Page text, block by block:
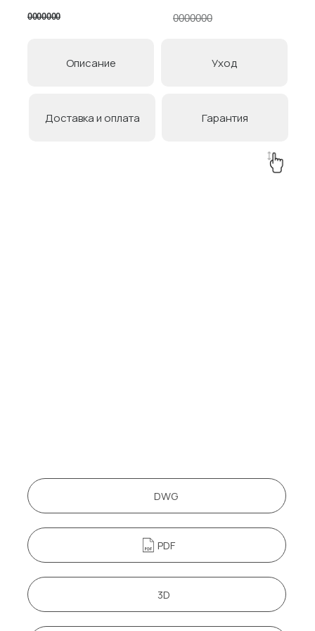
0000000 0000000
Гарантия
Доставка и оплата
Уход
Описание
DWG
PDF
3D
Товары в коллекции